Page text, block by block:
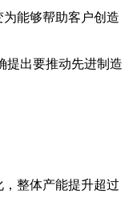
能够帮助客户创造
提出要推动先进制造
整体产能提升超过